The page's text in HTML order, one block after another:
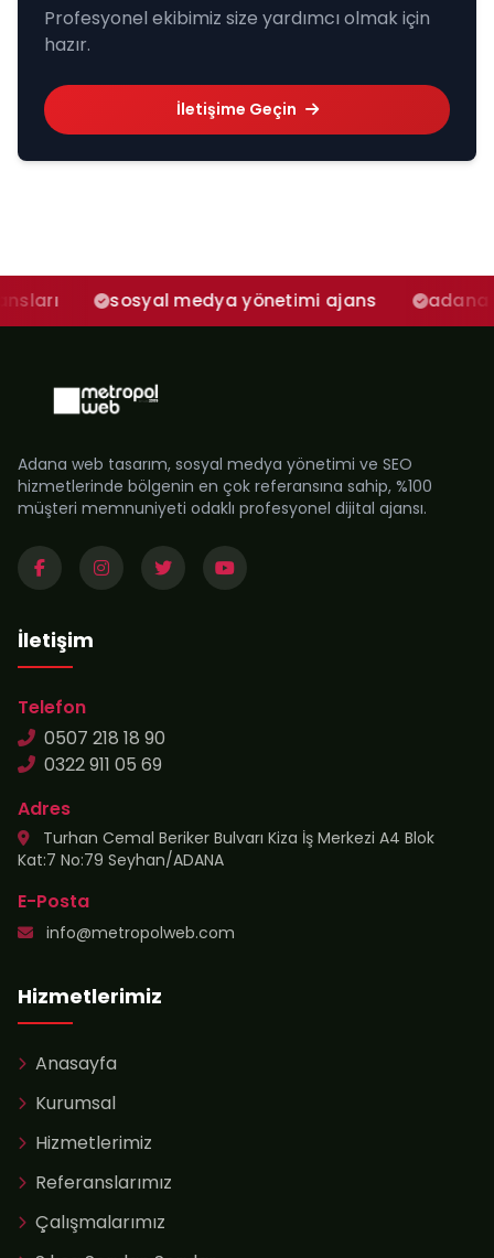
Profesyonel ekibimiz size yardımcı olmak için
hazır.
İletişime Geçin
sosyal medya yönetimi ajans adana sosyal
Adana web tasarım, sosyal medya yönetimi ve SEO
hizmetlerinde bölgenin en çok referansına sahip, %100
müşteri memnuniyeti odaklı profesyonel dijital ajansı.
İletişim
Telefon
0507 218 18 90
0322 911 05 69
Adres
Turhan Cemal Beriker Bulvarı Kiza İş Merkezi A4 Blok
Kat:7 No:79 Seyhan/ADANA
E-Posta
info@metropolweb.com
Hizmetlerimiz
Anasayfa
Kurumsal
Hizmetlerimiz
Referanslarımız
Çalışmalarımız